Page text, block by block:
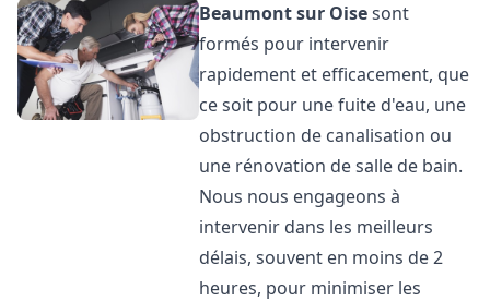
Beaumont sur Oisesont
formés pour intervenir
rapidement et efficacement, que
ce soit pour une fuite d'eau, une
obstruction de canalisation ou
une rénovation de salle de bain.
Nous nous engageons à
intervenir dans les meilleurs
délais, souvent en moins de 2
heures, pour minimiser les